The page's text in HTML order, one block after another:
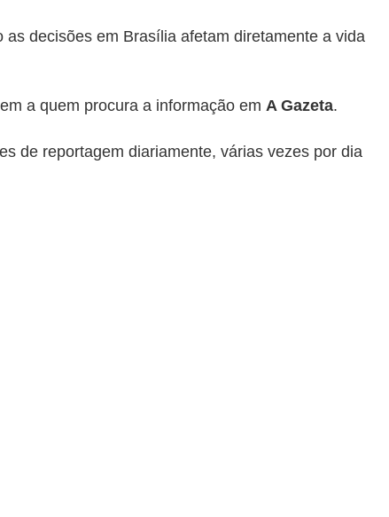
decisões em Brasília afetam diretamente a vida
a quem procura a informação em A Gazeta.
de reportagem diariamente, várias vezes por dia